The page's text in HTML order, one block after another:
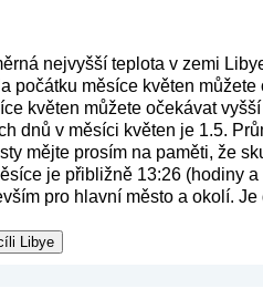
nejvyšší teplota v zemi
měsíce květen můžete
květen můžete očekávat
dnů v měsíci květen je 1.5.
mějte prosím na paměti, že
je přibližně 13:26 (hodiny
pro hlavní město a okolí.
Libye